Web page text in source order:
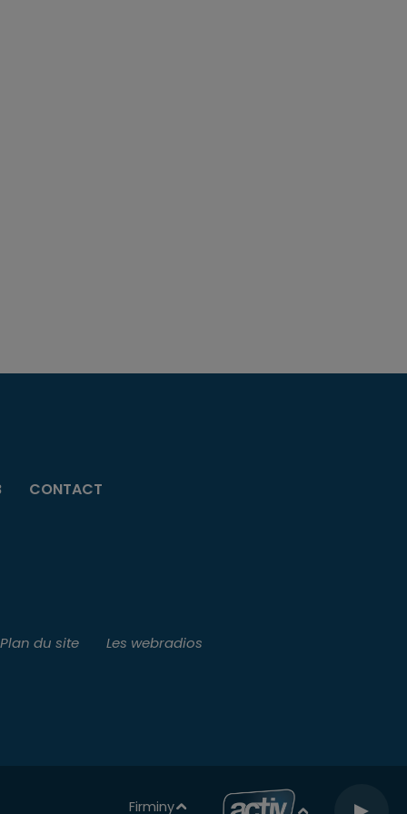
CONTACT
Firminy
Plan du site Les webradios